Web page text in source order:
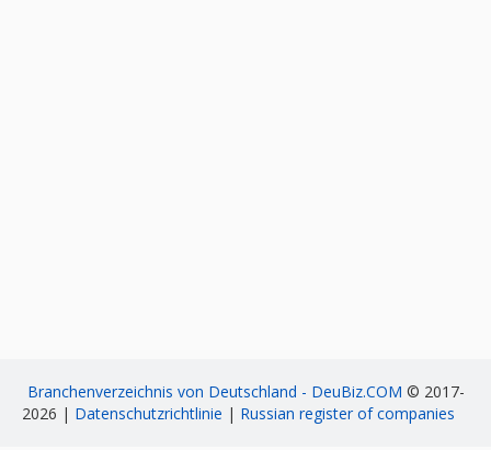
Branchenverzeichnis von Deutschland - DeuBiz.COM © 2017-
2026 | Datenschutzrichtlinie | Russian register of companies